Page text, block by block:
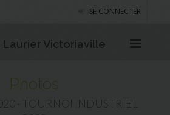
SE CONNECTER
Laurier Victoriaville
Photos
- TOURNOI INDUSTRIEL